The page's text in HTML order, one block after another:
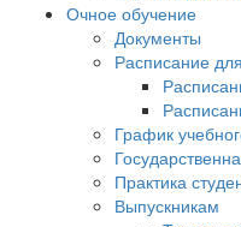
Очное обучение
Документы
Расписание
График
Практика
Выпускникам